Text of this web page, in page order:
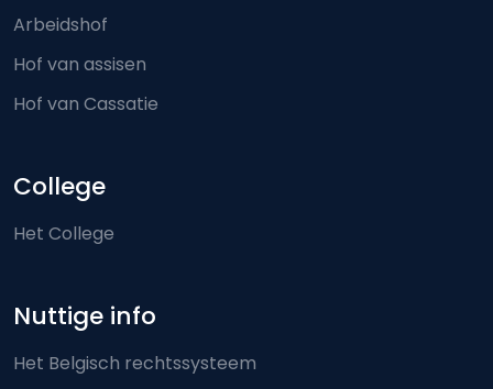
Arbeidshof
Hof van assisen
Hof van Cassatie
College
Het College
Nuttige info
Het Belgisch rechtssysteem